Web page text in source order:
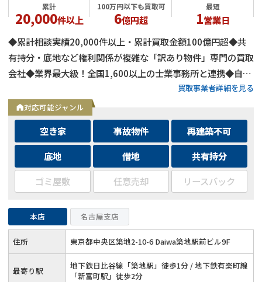
累計
20,000件以上
100万円以下も買取可
6億円超
最短
1営業日
◆累計相談実績20,000件以上・累計買取金額100億円超◆共
有持分・底地など権利関係が複雑な「訳あり物件」専門の買取
会社◆業界最大級！全国1,600以上の士業事務所と連携◆自己
資金による買取のため、融資審査を待たず最短即日で決済可能
◆士業事務所や大手不動産会社からの相談実績も多数
買取事業者詳細を見る
対応可能ジャンル
空き家 事故物件
再建築不可
底地
借地
共有持分
ゴミ屋敷
任意売却 リースバック
本店 名古屋支店
住所 東京都中央区築地2-10-6 Daiwa築地駅前ビル9F
最寄り駅
地下鉄日比谷線「築地駅」徒歩1分 / 地下鉄有楽町線
「新富町駅」徒歩2分